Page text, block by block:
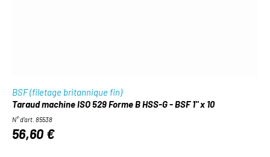
BSF (filetage britannique fin)
Taraud machine ISO 529 Forme B HSS-G - BSF 1" x 10
N° d'art. 85538
56,60 €